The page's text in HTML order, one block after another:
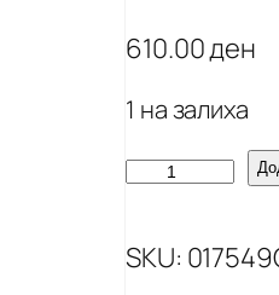
610.00ден
1 на залиха
A
I
E
SKU: 017549